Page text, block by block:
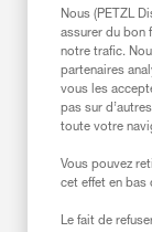
Nous (PETZL
assurer du bon
notre trafic.
partenaires
vous les
pas sur
toute votre
Vous pouvez
cet effet en bas
Le fait de